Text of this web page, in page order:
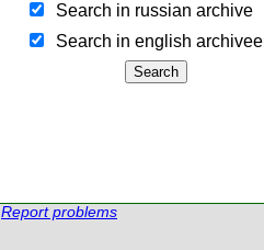
Search in russian archive
Search in english archiveе
Report problems